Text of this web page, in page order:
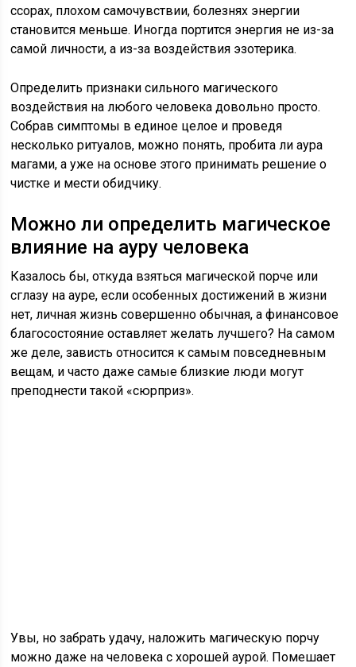
ссорах, плохом самочувствии, болезнях энергии
становится меньше. Иногда портится энергия не из-за
самой личности, а из-за воздействия эзотерика.
Определить признаки сильного магического
воздействия на любого человека довольно просто.
Собрав симптомы в единое целое и проведя
несколько ритуалов, можно понять, пробита ли аура
магами, а уже на основе этого принимать решение о
чистке и мести обидчику.
Можно ли определить магическое
влияние на ауру человека
Казалось бы, откуда взяться магической порче или
сглазу на ауре, если особенных достижений в жизни
нет, личная жизнь совершенно обычная, а финансовое
благосостояние оставляет желать лучшего? На самом
же деле, зависть относится к самым повседневным
вещам, и часто даже самые близкие люди могут
преподнести такой «сюрприз».
Увы, но забрать удачу, наложить магическую порчу
можно даже на человека с хорошей аурой. Помешает